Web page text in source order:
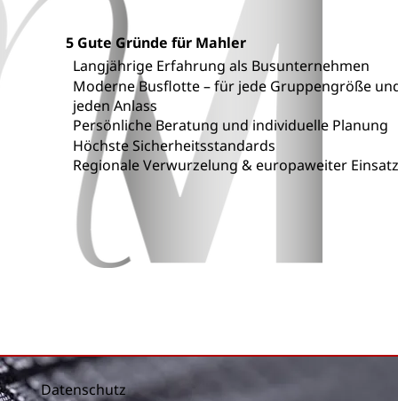
5 Gute Gründe für Mahler
Langjährige Erfahrung als Busunternehmen
Moderne Busflotte – für jede Gruppengröße
jeden Anlass
Persönliche Beratung und individuelle Planung
Höchste Sicherheitsstandards
Regionale Verwurzelung & europaweiter Einsatz
Datenschutz